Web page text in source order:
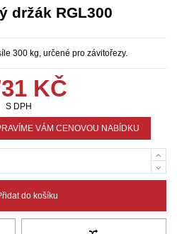
držák RGL300
300 kg, určené pro závitořezy.
KČ
S DPH
VÁM CENOVOU NABÍDKU
do košíku